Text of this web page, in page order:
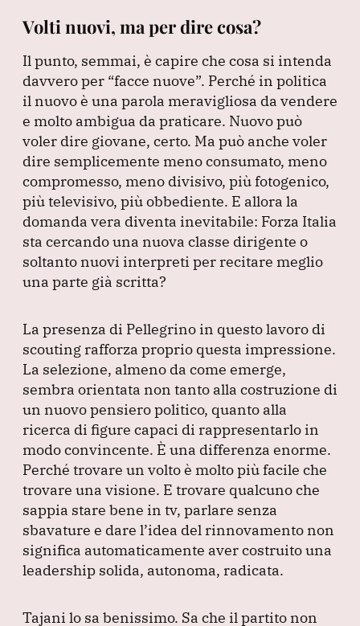
Volti nuovi, ma per dire cosa?
Il punto, semmai, è capire che cosa si intenda
davvero per “facce nuove”. Perché in politica
il nuovo è una parola meravigliosa da vendere
e molto ambigua da praticare. Nuovo può
voler dire giovane, certo. Ma può anche voler
dire semplicemente meno consumato, meno
compromesso, meno divisivo, più fotogenico,
più televisivo, più obbediente. E allora la
domanda vera diventa inevitabile: Forza Italia
sta cercando una nuova classe dirigente o
soltanto nuovi interpreti per recitare meglio
una parte già scritta?
La presenza di Pellegrino in questo lavoro di
scouting rafforza proprio questa impressione.
La selezione, almeno da come emerge,
sembra orientata non tanto alla costruzione di
un nuovo pensiero politico, quanto alla
ricerca di figure capaci di rappresentarlo in
modo convincente. È una differenza enorme.
Perché trovare un volto è molto più facile che
trovare una visione. E trovare qualcuno che
sappia stare bene in tv, parlare senza
sbavature e dare l’idea del rinnovamento non
significa automaticamente aver costruito una
leadership solida, autonoma, radicata.
Tajani lo sa benissimo. Sa che il partito non